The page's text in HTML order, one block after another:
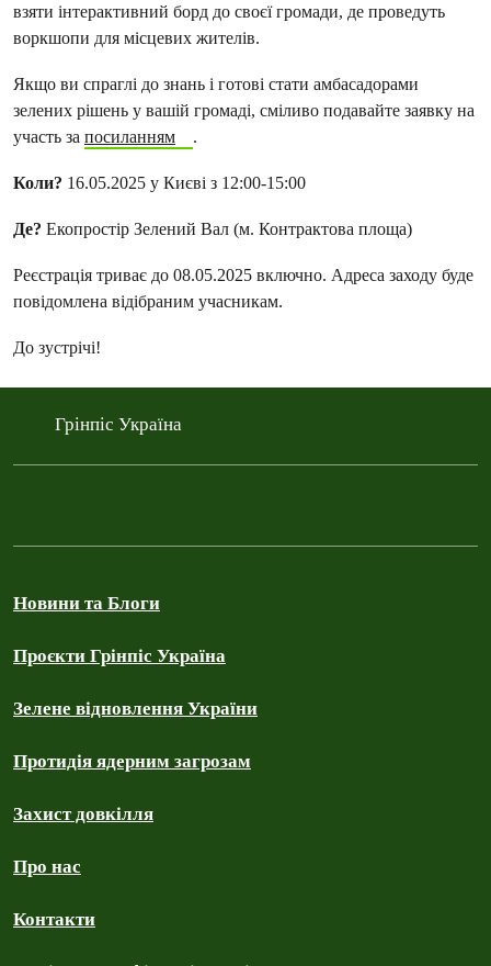
взяти інтерактивний борд до своєї громади, де проведуть
воркшопи для місцевих жителів.
Якщо ви спраглі до знань і готові стати амбасадорами
зелених рішень у вашій громаді, сміливо подавайте заявку на
участь за посиланням .
Коли? 16.05.2025 у Києві з 12:00-15:00
Де? Екопростір Зелений Вал (м. Контрактова площа)
Реєстрація триває до 08.05.2025 включно. Адреса заходу буде
повідомлена відібраним учасникам.
До зустрічі!
Грінпіс Україна
Новини та Блоги
Проєкти Грінпіс Україна
Зелене відновлення України
Протидія ядерним загрозам
Захист довкілля
Про нас
Контакти